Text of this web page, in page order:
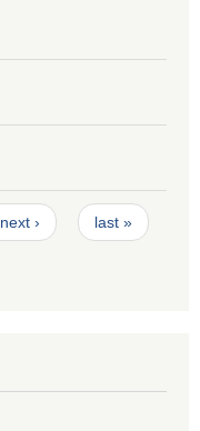
next › last »